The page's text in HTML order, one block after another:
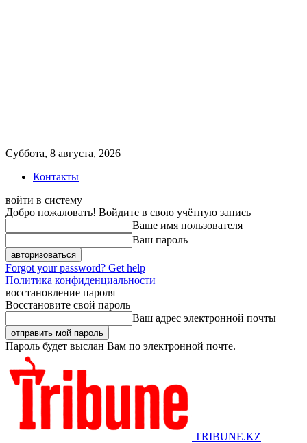
Суббота, 8 августа, 2026
Контакты
войти в систему
Добро пожаловать! Войдите в свою учётную запись
Ваше имя пользователя
Ваш пароль
Forgot your password? Get help
Политика конфиденциальности
восстановление пароля
Восстановите свой пароль
Ваш адрес электронной почты
Пароль будет выслан Вам по электронной почте.
TRIBUNE.KZ